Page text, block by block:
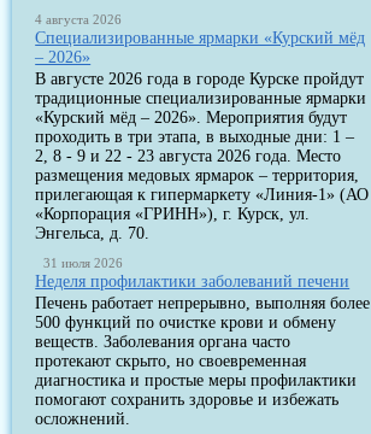
4 августа 2026
Специализированные ярмарки «Курский мёд
– 2026»
В августе 2026 года в городе Курске пройдут
традиционные специализированные ярмарки
«Курский мёд – 2026». Мероприятия будут
проходить в три этапа, в выходные дни: 1 –
2, 8 - 9 и 22 - 23 августа 2026 года. Место
размещения медовых ярмарок – территория,
прилегающая к гипермаркету «Линия-1» (АО
«Корпорация «ГРИНН»), г. Курск, ул.
Энгельса, д. 70.
31 июля 2026
Неделя профилактики заболеваний печени
Печень работает непрерывно, выполняя более
500 функций по очистке крови и обмену
веществ. Заболевания органа часто
протекают скрыто, но своевременная
диагностика и простые меры профилактики
помогают сохранить здоровье и избежать
осложнений.